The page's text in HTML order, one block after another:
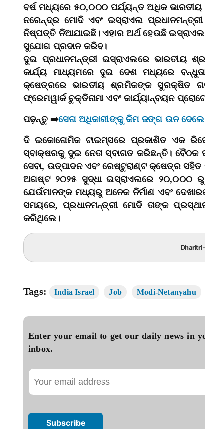
ବର୍ଷ ମଧ୍ୟରେ ୫୦,୦୦୦ ପର୍ଯ୍ୟନ୍ତ ଅଧିକ
ନରେନ୍ଦ୍ର ମୋଦି ଏବଂ ଇସ୍ରାଏଲ
ନିଷ୍ପତ୍ତି ନିଆଯାଇଛି। ଏହାର ଅର୍ଥ ହେଉଛି
ସୁଯୋଗ ପ୍ରଦାନ କରିବ।
ଦୁଇ ପ୍ରଧାନମନ୍ତ୍ରୀ ଇସ୍ରାଏଲରେ ଭାରତୀୟ
କାର୍ଯ୍ୟ ମାଧ୍ୟମରେ ଦୁଇ ଦେଶ ମଧ୍ୟରେ
କ୍ଷେତ୍ରରେ ଭାରତୀୟ ଶ୍ରମିକଙ୍କ ସୁରକ୍ଷିତ
ଫ୍ରେମୱାର୍କ ଚୁକ୍ତିନାମା ଏବଂ କାର୍ଯ୍ୟାନ୍ବୟନ
ପଢ଼ନ୍ତୁ ➡️ସେନା ଅଧିକାରୀଙ୍କୁ କିମ ଜଙ୍ଗ ଉନ
ଦି ଇକୋନୋମିକ ଟାଇମ୍ସରେ ପ୍ରକାଶିତ ଏକ
ସ୍ବାକ୍ଷରକୁ ଦୁଇ ନେତା ସ୍ବାଗତ କରିଛନ୍ତି।
ସେବା, ଉତ୍ପାଦନ ଏବଂ ରେଷ୍ଟୁରାଣ୍ଟ କ୍ଷେତ୍ର
ଅଗଷ୍ଟ ୨୦୨୫ ସୁଦ୍ଧା ଇସ୍ରାଏଲରେ ୨୦,୦୦୦
ଯେଉଁମାନଙ୍କ ମଧ୍ୟରୁ ଅନେକ ନିର୍ମାଣ ଏବଂ
ସମୟରେ, ପ୍ରଧାନମନ୍ତ୍ରୀ ମୋଦି ତାଙ୍କ
କରିଥିଲେ।
Dharitri
Tags: India Israel Job Modi-Netanyahu
Enter your email to get our daily news in
inbox.